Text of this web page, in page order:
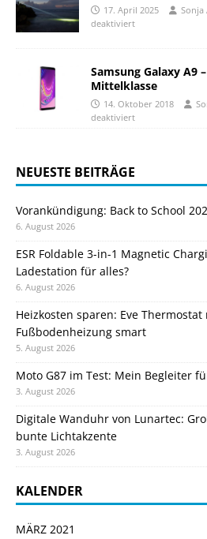
17. April 2025 Sonja
deaktiviert
Samsung Galaxy A9
Mittelklasse
14. Oktober 2018
deaktiviert
NEUESTE BEITRÄGE
Vorankündigung: Back to School
6. August 2026
ESR Foldable 3-in-1 Magnetic
Ladestation für alles?
6. August 2026
Heizkosten sparen: Eve
Fußbodenheizung smart
5. August 2026
Moto G87 im Test: Mein Begleiter
3. August 2026
Digitale Wanduhr von Lunartec:
bunte Lichtakzente
3. August 2026
KALENDER
MÄRZ 2021